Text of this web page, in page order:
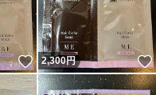
いいね！
2,300円